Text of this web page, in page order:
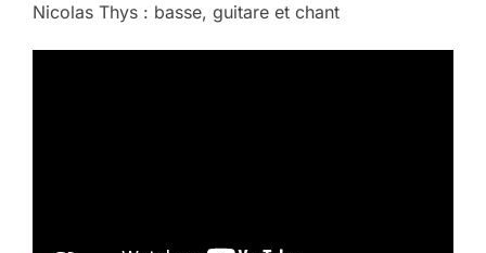
Nicolas Thys : basse, guitare et chant